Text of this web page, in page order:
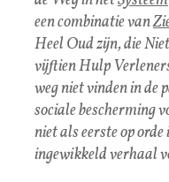
een combinatie van
Heel Oud zijn, die
vijftien Hulp
weg niet vinden in de
sociale bescherming
niet als eerste op orde
ingewikkeld verhaal